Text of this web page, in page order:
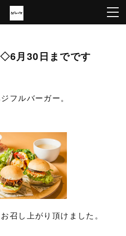
月30日までです
フルバーガー。
召し上がり頂けました。